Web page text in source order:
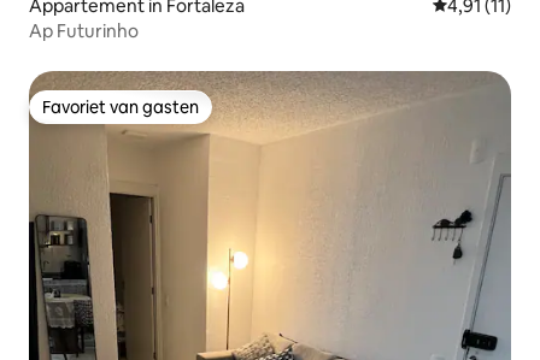
Appartement in Fortaleza Gemiddelde
4,91 (11)
Ap Futurinho
Favoriet van gasten
Favoriet van gasten